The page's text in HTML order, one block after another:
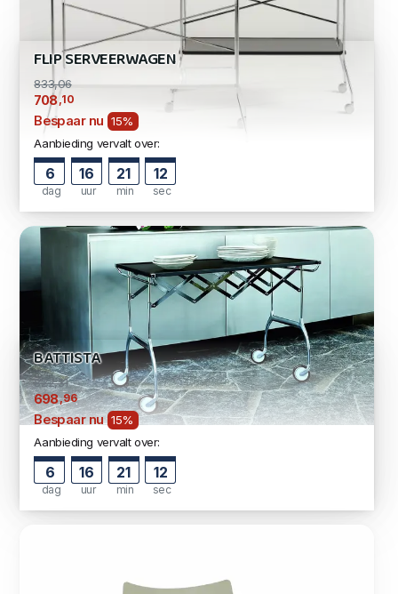
FLIP SERVEERWAGEN
833,06
708,10
Bespaar nu 15%
Aanbieding vervalt over:
6
dag
16
uur
21
min
11
sec
BATTISTA
822,31
698,96
Bespaar nu 15%
Aanbieding vervalt over:
6
dag
16
uur
21
min
11
sec